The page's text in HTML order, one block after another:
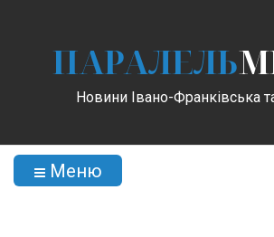
ПАРАЛЕЛЬ
Новини Івано-Франківська
Меню